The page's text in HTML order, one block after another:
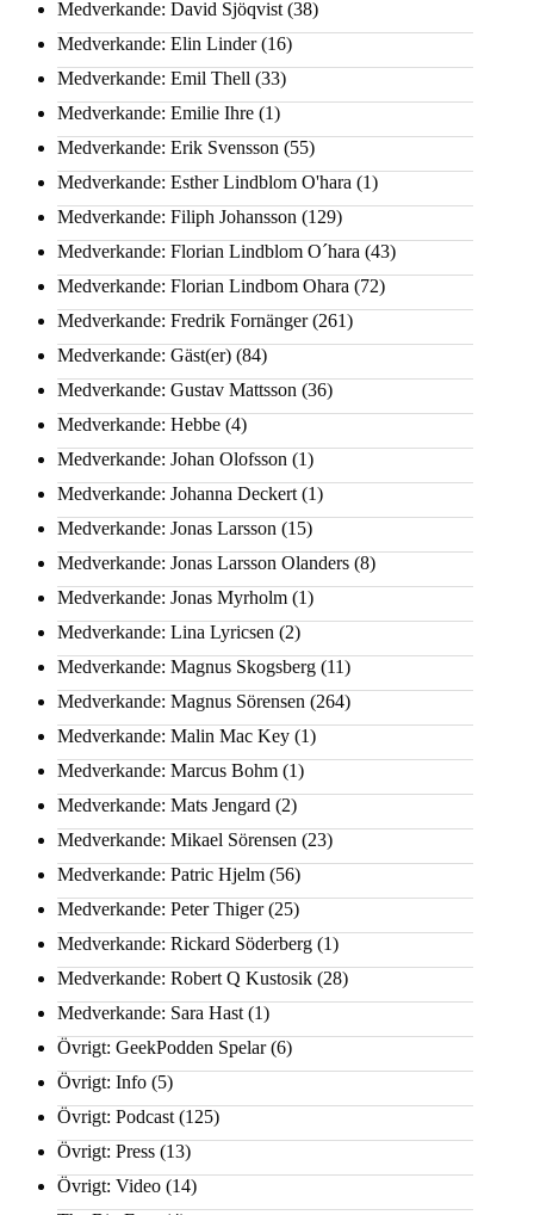
Medverkande: David Sjöqvist (38)
Medverkande: Elin Linder(16)
Medverkande: Emil Thell (33)
Medverkande: Emilie Ihre (1)
Medverkande: Erik Svensson (55)
Medverkande: Esther Lindblom O'hara (1)
Medverkande: Filiph Johansson (129)
Medverkande: Florian Lindblom O´hara (43)
Medverkande: Florian Lindbom Ohara (72)
Medverkande: Fredrik Fornänger(261)
Medverkande: Gäst(er) (84)
Medverkande: Gustav Mattsson (36)
Medverkande: Hebbe (4)
Medverkande: Johan Olofsson (1)
Medverkande: Johanna Deckert (1)
Medverkande: Jonas Larsson (15)
Medverkande: Jonas Larsson Olanders (8)
Medverkande: Jonas Myrholm (1)
Medverkande: Lina Lyricsen (2)
Medverkande: Magnus Skogsberg (11)
Medverkande: Magnus Sörensen (264)
Medverkande: Malin Mac Key (1)
Medverkande: Marcus Bohm (1)
Medverkande: Mats Jengard (2)
Medverkande: Mikael Sörensen (23)
Medverkande: Patric Hjelm (56)
Medverkande: Peter Thiger(25)
Medverkande: Rickard Söderberg (1)
Medverkande: Robert Q Kustosik (28)
Medverkande: Sara Hast (1)
Övrigt: GeekPodden Spelar(6)
Övrigt: Info (5)
Övrigt: Podcast (125)
Övrigt: Press (13)
Övrigt: Video (14)